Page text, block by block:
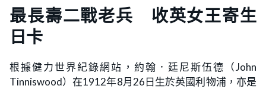
最長壽二戰老兵 收英女王寄生
日卡
根據健力世界紀錄網站，約翰．廷尼斯伍德（John
Tinniswood）在1912年8月26日生於英國利物浦，亦是